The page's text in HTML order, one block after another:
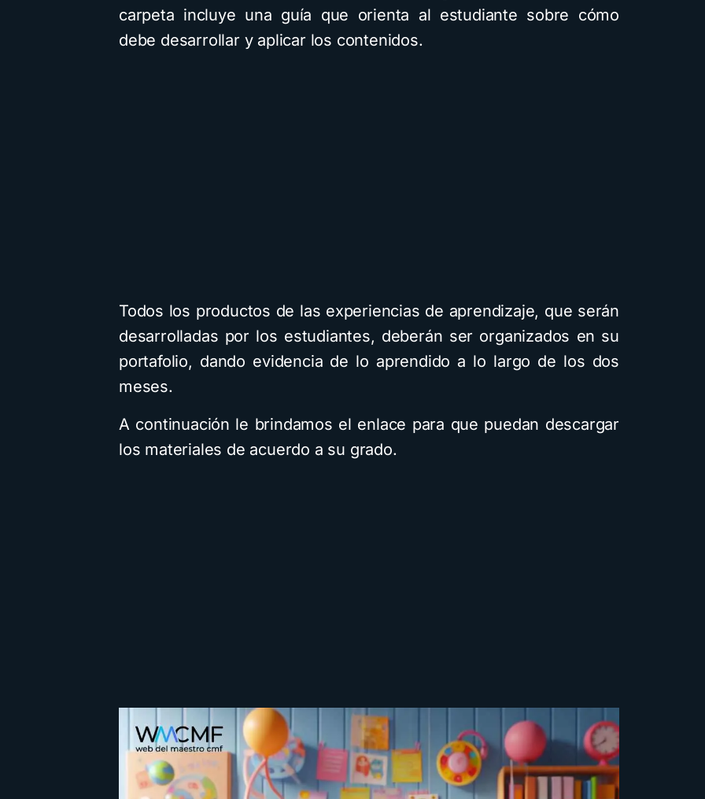
carpeta incluye una guía que orienta al estudiante sobre cómo
debe desarrollar y aplicar los contenidos.
Todos los productos de las experiencias de aprendizaje, que serán
desarrolladas por los estudiantes, deberán ser organizados en su
portafolio, dando evidencia de lo aprendido a lo largo de los dos
meses.
A continuación le brindamos el enlace para que puedan descargar
los materiales de acuerdo a su grado.